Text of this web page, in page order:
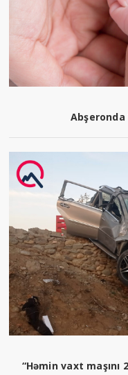
Abşeronda
“Həmin vaxt maşını